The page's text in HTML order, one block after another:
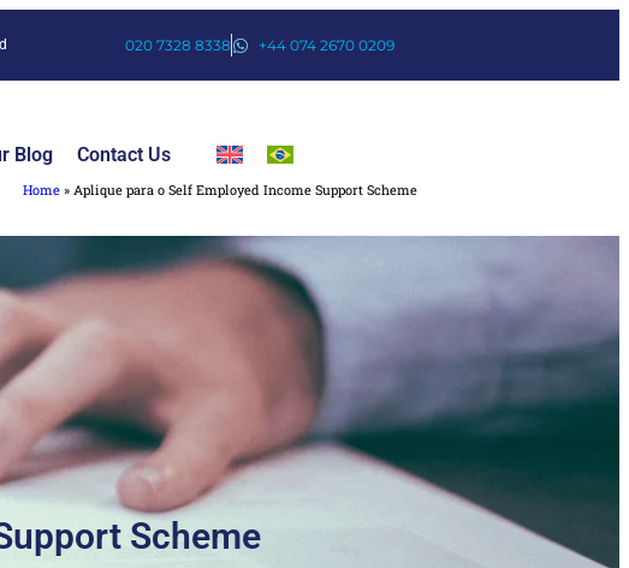
020 7328 8338 +44 074 2670 0209
Blog Contact Us
Home »Aplique para o Self Employed Income Support Scheme
Scheme